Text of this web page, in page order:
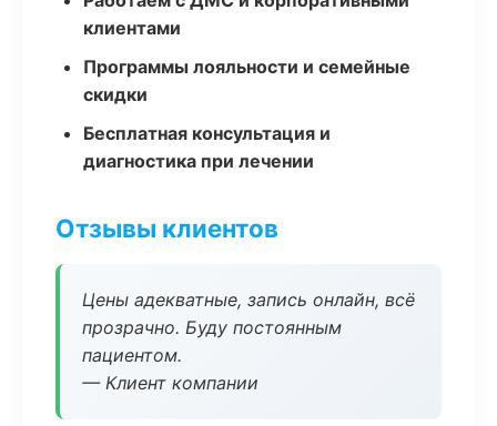
клиентами
Программы лояльности и семейные
скидки
Бесплатная консультация и
диагностика при лечении
Отзывы клиентов
Цены адекватные, запись онлайн, всё
прозрачно. Буду постоянным
пациентом.
— Клиент компании